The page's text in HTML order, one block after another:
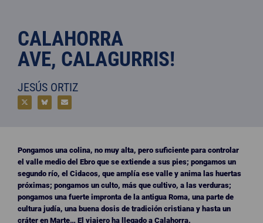
CALAHORRA
AVE, CALAGURRIS!
JESÚS ORTIZ
Pongamos una colina, no muy alta, pero suficiente para controlar
el valle medio del Ebro que se extiende a sus pies; pongamos un
segundo río, el Cidacos, que amplía ese valle y anima las huertas
próximas; pongamos un culto, más que cultivo, a las verduras;
pongamos una fuerte impronta de la antigua Roma, una parte de
cultura judía, una buena dosis de tradición cristiana y hasta un
cráter en Marte… El viajero ha llegado a Calahorra.